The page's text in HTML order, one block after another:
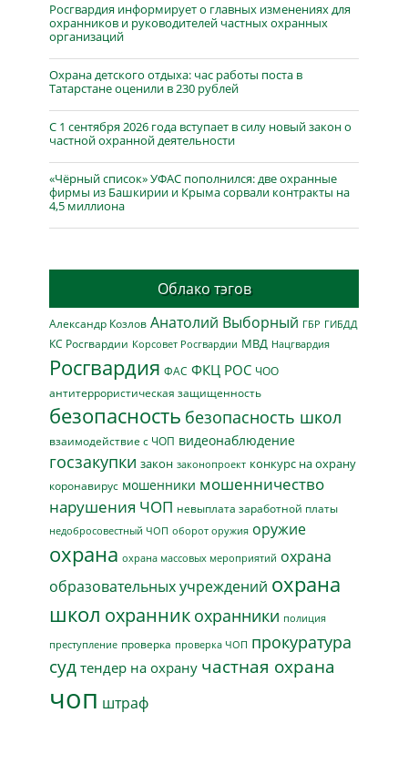
Росгвардия информирует о главных изменениях для
охранников и руководителей частных охранных
организаций
Охрана детского отдыха: час работы поста в
Татарстане оценили в 230 рублей
С 1 сентября 2026 года вступает в силу новый закон о
частной охранной деятельности
«Чёрный список» УФАС пополнился: две охранные
фирмы из Башкирии и Крыма сорвали контракты на
4,5 миллиона
Облако тэгов
Александр Козлов Анатолий Выборный ГБР ГИБДД
КС Росгвардии Корсовет Росгвардии МВД Нацгвардия
Росгвардия ФАС ФКЦ РОС ЧОО
антитеррористическая защищенность
безопасность безопасность школ
взаимодействие с ЧОП видеонаблюдение
госзакупки закон законопроект конкурс на охрану
коронавирус мошенники мошенничество
нарушения ЧОП невыплата заработной платы
недобросовестный ЧОП оборот оружия оружие
охрана охрана массовых мероприятий охрана
образовательных учреждений охрана
школ охранник охранники полиция
преступление проверка проверка ЧОП прокуратура
суд тендер на охрану частная охрана
чоп штраф